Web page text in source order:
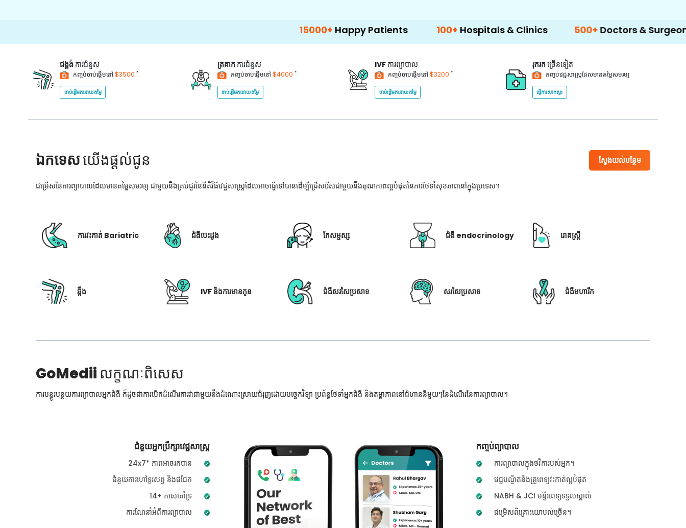
Happy Patients 100+ Hospitals & Clinics 500+ Doctors & Surgeons 14+
ជង្គង់ ការជំនួស
កញ្ចប់ចាប់ផ្តើមនៅ $3500 *
ចាប់ផ្តើមការវាយតម្លៃ
ត្រគាក ការជំនួស
កញ្ចប់ចាប់ផ្តើមនៅ $4000 *
ចាប់ផ្តើមការវាយតម្លៃ
IVF ការព្យាបាល
កញ្ចប់ចាប់ផ្តើមនៅ $3200 *
ចាប់ផ្តើមការវាយតម្លៃ
រុករក ច្រើនទៀត
កញ្ចប់វេជ្ជសាស្ត្រដែលមានតម្លៃសមរម្យ
ផ្ញើការសាកសួរ
ឯកទេសយើងផ្តល់ជូន ស្វែងយល់បន្ថែម
ជម្រើសនៃការព្យាបាលដែលមានតម្លៃសមរម្យ ជាមួយនឹងគ្រប់ជួរនៃនីតិវិធីវេជ្ជសាស្រ្តដែលអាចធ្វើទៅបានដើម្បីជ្រើសរើសជាមួយនឹងគុណភាពល្អបំផុតនៃការថែទាំសុខភាពនៅក្នុងប្រទេស។
ការវះកាត់ Bariatric ជំងឺបេះដូង កែសម្ផស្ស ជំងឺ endocrinology រោគស្ត្រី
ឆ្អឹង IVF និងការមានកូន ជំងឺសរសៃប្រសាទ សរសៃប្រសាទ ជំងឺមហារីក
GoMedii លក្ខណៈពិសេស
ការបន្ធូរបន្ថយការព្យាបាលអ្នកជំងឺ ក៏ដូចជាការបើកដំណើរការវាជាមួយនឹងដំណោះស្រាយជំរុញដោយបច្ចេកវិទ្យា ប្រព័ន្ធថែទាំអ្នកជំងឺ និងតម្លាភាពនៅជំហាននីមួយៗនៃដំណើរនៃការព្យាបាល។
ជំនួយអ្នកប្រឹក្សាវេជ្ជសាស្ត្រ
24x7* ភាពអាចរកបាន
ជំនួយការហៅទូរសព្ទ និងជជែក
14+ ភាសាគាំទ្រ
ការណែនាំអំពីការព្យាបាល
កញ្ចប់ព្យាបាល
ការព្យាបាលក្នុងថវិការបស់អ្នក។
វេជ្ជបណ្ឌិតនិងគ្រូពេទ្យវះកាត់ល្អបំផុត
NABH & JCI មន្ទីរពេទ្យទទួលស្គាល់
ជម្រើសពិគ្រោះយោបល់ច្រើន។